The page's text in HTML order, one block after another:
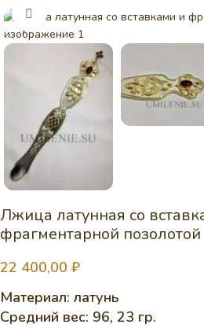
Нажмите, чтобы увеличить
Лжица латунная со
фрагментарной позолотой
22 400,00 ₽
Материал: латунь
Средний вес: 96, 23 гр.